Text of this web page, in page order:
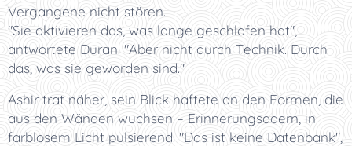
Vergangene nicht stören.
"Sie aktivieren das, was lange geschlafen hat",
antwortete Duran. "Aber nicht durch Technik. Durch
das, was sie geworden sind."
Ashir trat näher, sein Blick haftete an den Formen, die
aus den Wänden wuchsen – Erinnerungsadern, in
farblosem Licht pulsierend. "Das ist keine Datenbank",